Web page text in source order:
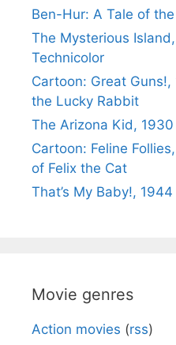
Ben-Hur: A Tale of
The Mysterious
Technicolor
Cartoon: Great
the Lucky Rabbit
The Arizona Kid, 1930
Cartoon: Feline
of Felix the Cat
That’s My Baby!, 1944
Movie genres
Action movies (rss)